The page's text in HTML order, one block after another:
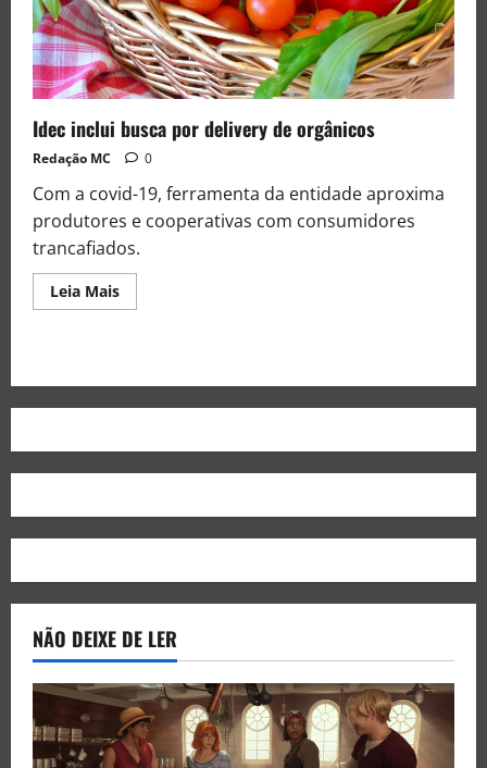
Idec inclui busca por delivery de orgânicos
Redação MC 0
Com a covid-19, ferramenta da entidade aproxima
produtores e cooperativas com consumidores
trancafiados.
Leia Mais
NÃO DEIXE DE LER